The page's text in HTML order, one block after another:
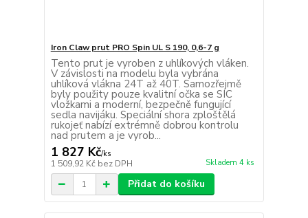
Iron Claw prut PRO Spin UL S 190, 0,6-7 g
Tento prut je vyroben z uhlíkových vláken.
V závislosti na modelu byla vybrána
uhlíková vlákna 24T až 40T. Samozřejmě
byly použity pouze kvalitní očka se SIC
vložkami a moderní, bezpečně fungující
sedla navijáku. Speciální shora zploštělá
rukojeť nabízí extrémně dobrou kontrolu
nad prutem a je vyrob...
1 827 Kč/ks
1 509,92 Kč bez DPH Skladem 4 ks
Přidat do košíku